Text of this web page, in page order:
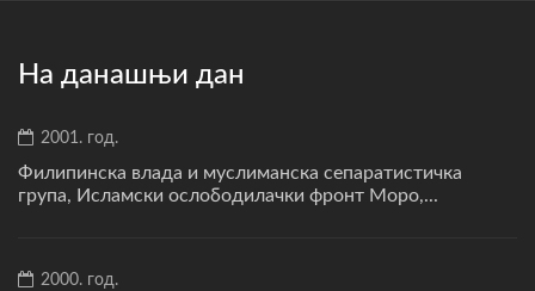
На данашњи дан
2001. год.
Филипинска влада и муслиманска сепаратистичка
група, Исламски ослободилачки фронт Моро,...
2000. год.